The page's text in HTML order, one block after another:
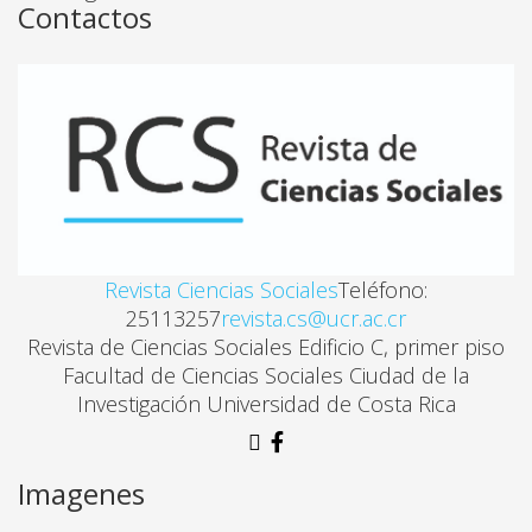
Santiago Navarro Cerdas
GEOGRAFÍAS DEL MIEDO DE MUJERES
Mariana Rojas Mora
POLÍTICAS Y CONFLICTOS SOCIO AMBIENTALES:
José Julián Llaguno, Sindy Mora Solano, Ana
ACERCAMIENTO AL ESTUDIO DE LAS
Alejandro Alvarado Alcázar, Gustavo Jiménez
Contactos
Revista Ciencias SocialesTeléfono:
25113257revista.cs@ucr.ac.cr
Revista de Ciencias Sociales Edificio C, primer piso
Facultad de Ciencias Sociales Ciudad de la
Investigación Universidad de Costa Rica
Imagenes